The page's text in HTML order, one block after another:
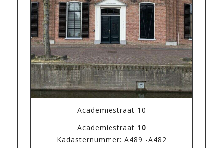
Academiestraat 10
Academiestraat 10
Kadasternummer: A489 -A482